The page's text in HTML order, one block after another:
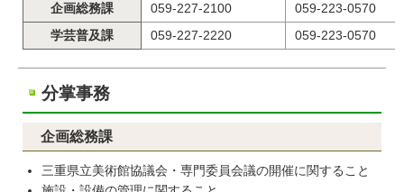
企画総務課
059-227-2100
059-223-0570
学芸普及課
059-227-2220 059-223-0570
分掌事務
企画総務課
三重県立美術館協議会・専門委員会議の開催に関すること